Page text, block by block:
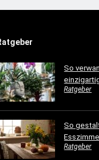
So
Ratgeber
So
Ratgeber